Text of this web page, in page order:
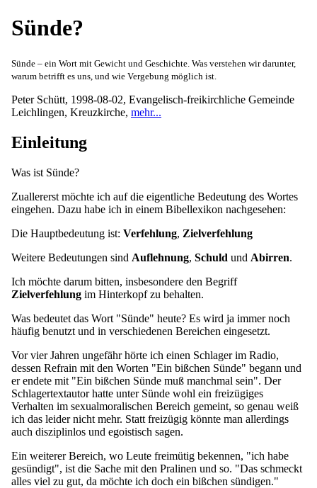
Sünde?
Sünde – ein Wort mit Gewicht und Geschichte. Was verstehen wir darunter,
warum betrifft es uns, und wie Vergebung möglich ist.
Peter Schütt, 1998-08-02, Evangelisch-freikirchliche Gemeinde
Leichlingen, Kreuzkirche, mehr...
Einleitung
Was ist Sünde?
Zuallererst möchte ich auf die eigentliche Bedeutung des Wortes
eingehen. Dazu habe ich in einem Bibellexikon nachgesehen:
Die Hauptbedeutung ist: Verfehlung, Zielverfehlung
Weitere Bedeutungen sind Auflehnung, Schuld und Abirren.
Ich möchte darum bitten, insbesondere den Begriff
Zielverfehlung im Hinterkopf zu behalten.
Was bedeutet das Wort "Sünde" heute? Es wird ja immer noch
häufig benutzt und in verschiedenen Bereichen eingesetzt.
Vor vier Jahren ungefähr hörte ich einen Schlager im Radio,
dessen Refrain mit den Worten "Ein bißchen Sünde" begann und
er endete mit "Ein bißchen Sünde muß manchmal sein". Der
Schlagertextautor hatte unter Sünde wohl ein freizügiges
Verhalten im sexualmoralischen Bereich gemeint, so genau weiß
ich das leider nicht mehr. Statt freizügig könnte man allerdings
auch disziplinlos und egoistisch sagen.
Ein weiterer Bereich, wo Leute freimütig bekennen, "ich habe
gesündigt", ist die Sache mit den Pralinen und so. "Das schmeckt
alles viel zu gut, da möchte ich doch ein bißchen sündigen."